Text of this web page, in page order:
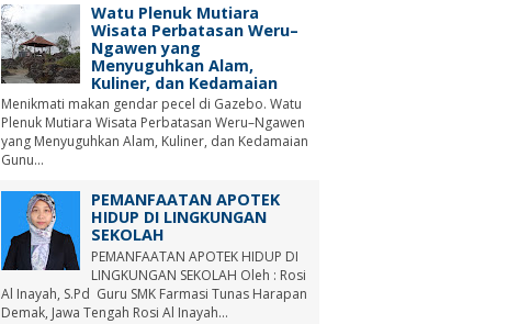
Watu Plenuk Mutiara
Wisata Perbatasan Weru–
Ngawen yang
Menyuguhkan Alam,
Kuliner, dan Kedamaian
Menikmati makan gendar pecel di Gazebo. Watu
Plenuk Mutiara Wisata Perbatasan Weru–Ngawen
yang Menyuguhkan Alam, Kuliner, dan Kedamaian
Gunu...
PEMANFAATAN APOTEK
HIDUP DI LINGKUNGAN
SEKOLAH
PEMANFAATAN APOTEK HIDUP DI
LINGKUNGAN SEKOLAH Oleh : Rosi
Al Inayah, S.Pd Guru SMK Farmasi Tunas Harapan
Demak, Jawa Tengah Rosi Al Inayah...